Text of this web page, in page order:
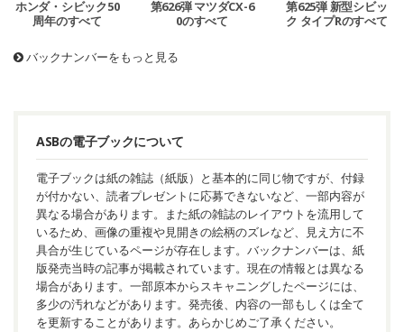
ホンダ・シビック50
周年のすべて
第626弾 マツダCX-6
0のすべて
第625弾 新型シビッ
ク タイプRのすべて
バックナンバーをもっと見る
ASBの電子ブックについて
電子ブックは紙の雑誌（紙版）と基本的に同じ物ですが、付録
が付かない、読者プレゼントに応募できないなど、一部内容が
異なる場合があります。また紙の雑誌のレイアウトを流用して
いるため、画像の重複や見開きの絵柄のズレなど、見え方に不
具合が生じているページが存在します。バックナンバーは、紙
版発売当時の記事が掲載されています。現在の情報とは異なる
場合があります。一部原本からスキャニングしたページには、
多少の汚れなどがあります。発売後、内容の一部もしくは全て
を更新することがあります。あらかじめご了承ください。